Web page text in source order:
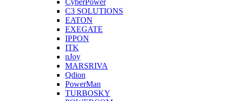
CyberPower
C3 SOLUTIONS
EATON
EXEGATE
IPPON
ITK
nJoy
MARSRIVA
Qdion
PowerMan
TURBOSKY